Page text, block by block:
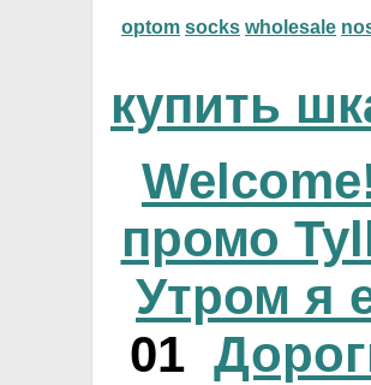
optom socks wholesale
купить
промо
Утром я
01